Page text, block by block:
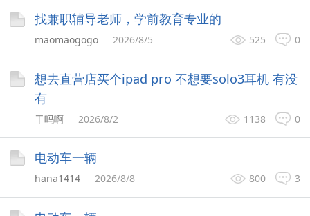
找兼职辅导老师，学前教育专业的
0
525
maomaogogo 2026/8/5
想去直营店买个ipad pro 不想要solo3耳机 有没
有
0
1138
干吗啊 2026/8/2
电动车一辆
3
800
hana1414 2026/8/8